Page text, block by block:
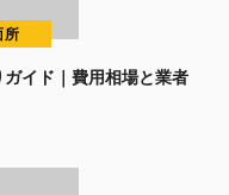
所
イド｜費用相場と業者